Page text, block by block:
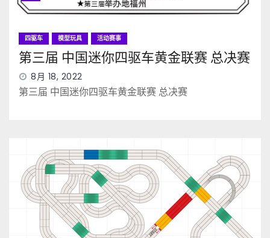
四驱车 模型玩具 活动赛事
第三届 中国迷你四驱车黄金联赛 总决赛
8月 18, 2022
第三届 中国迷你四驱车黄金联赛 总决赛